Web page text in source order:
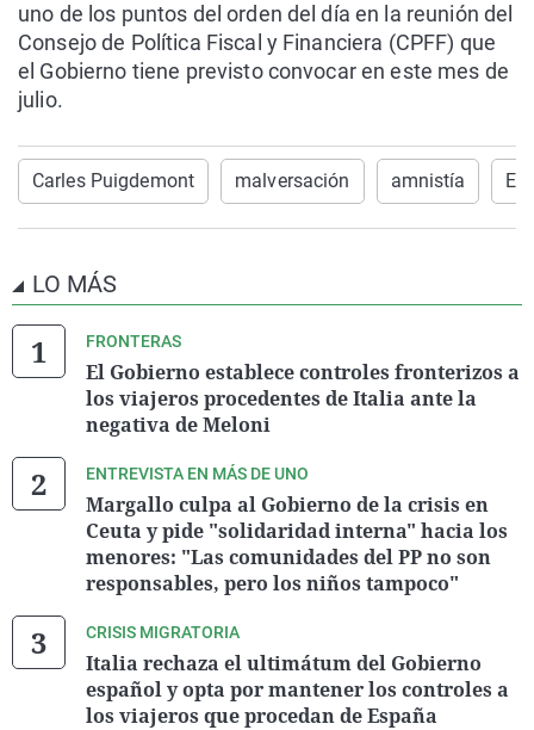
uno de los puntos del orden del día en la reunión del
Consejo de Política Fiscal y Financiera (CPFF) que
el Gobierno tiene previsto convocar en este mes de
julio.
Carles Puigdemont malversación amnistía
LO MÁS
FRONTERAS
El Gobierno establece controles fronterizos a
los viajeros procedentes de Italia ante la
negativa de Meloni
ENTREVISTA EN MÁS DE UNO
Margallo culpa al Gobierno de la crisis en
Ceuta y pide "solidaridad interna" hacia los
menores: "Las comunidades del PP no son
responsables, pero los niños tampoco"
CRISIS MIGRATORIA
Italia rechaza el ultimátum del Gobierno
español y opta por mantener los controles a
los viajeros que procedan de España